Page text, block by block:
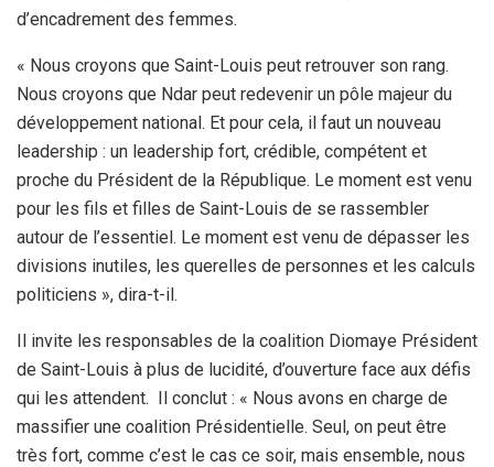
d’encadrement des femmes.
« Nous croyons que Saint-Louis peut retrouver son rang.
Nous croyons que Ndar peut redevenir un pôle majeur du
développement national. Et pour cela, il faut un nouveau
leadership : un leadership fort, crédible, compétent et
proche du Président de la République. Le moment est venu
pour les fils et filles de Saint-Louis de se rassembler
autour de l’essentiel. Le moment est venu de dépasser les
divisions inutiles, les querelles de personnes et les calculs
politiciens », dira-t-il.
Il invite les responsables de la coalition Diomaye Président
de Saint-Louis à plus de lucidité, d’ouverture face aux défis
qui les attendent. Il conclut : « Nous avons en charge de
massifier une coalition Présidentielle. Seul, on peut être
très fort, comme c’est le cas ce soir, mais ensemble, nous